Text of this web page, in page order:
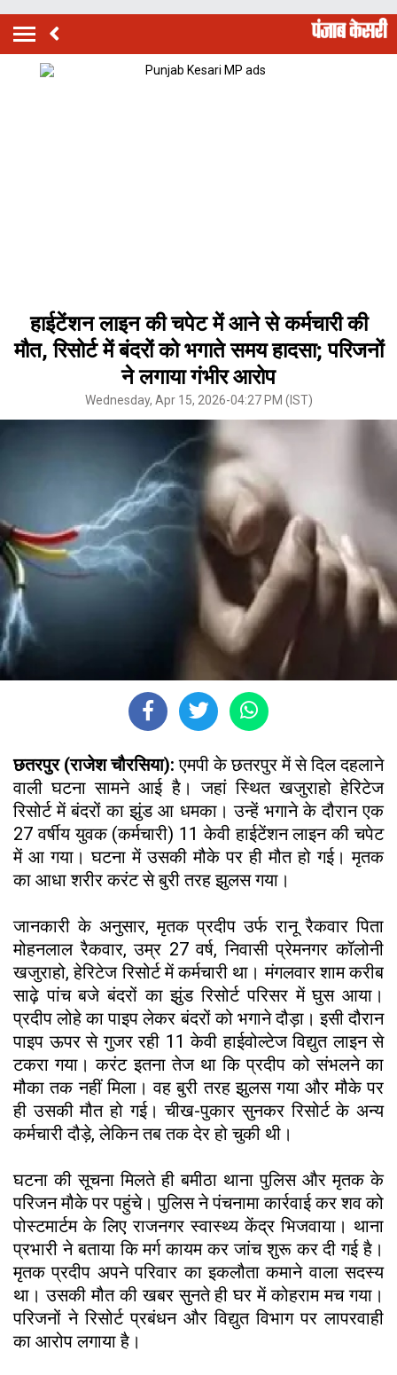
हाईटेंशन लाइन की चपेट में आने से कर्मचारी की
मौत, रिसोर्ट में बंदरों को भगाते समय हादसा; परिजनों
ने लगाया गंभीर आरोप
Wednesday, Apr 15, 2026-04:27 PM (IST)
छतरपुर (राजेश चौरसिया): एमपी के छतरपुर में से दिल दहलाने
वाली घटना सामने आई है। जहां स्थित खजुराहो हेरिटेज
रिसोर्ट में बंदरों का झुंड आ धमका। उन्हें भगाने के दौरान एक
27 वर्षीय युवक (कर्मचारी) 11 केवी हाईटेंशन लाइन की चपेट
में आ गया। घटना में उसकी मौके पर ही मौत हो गई। मृतक
का आधा शरीर करंट से बुरी तरह झुलस गया।
जानकारी के अनुसार, मृतक प्रदीप उर्फ रानू रैकवार पिता
मोहनलाल रैकवार, उम्र 27 वर्ष, निवासी प्रेमनगर कॉलोनी
खजुराहो, हेरिटेज रिसोर्ट में कर्मचारी था। मंगलवार शाम करीब
साढ़े पांच बजे बंदरों का झुंड रिसोर्ट परिसर में घुस आया।
प्रदीप लोहे का पाइप लेकर बंदरों को भगाने दौड़ा। इसी दौरान
पाइप ऊपर से गुजर रही 11 केवी हाईवोल्टेज विद्युत लाइन से
टकरा गया। करंट इतना तेज था कि प्रदीप को संभलने का
मौका तक नहीं मिला। वह बुरी तरह झुलस गया और मौके पर
ही उसकी मौत हो गई। चीख-पुकार सुनकर रिसोर्ट के अन्य
कर्मचारी दौड़े, लेकिन तब तक देर हो चुकी थी।
घटना की सूचना मिलते ही बमीठा थाना पुलिस और मृतक के
परिजन मौके पर पहुंचे। पुलिस ने पंचनामा कार्रवाई कर शव को
पोस्टमार्टम के लिए राजनगर स्वास्थ्य केंद्र भिजवाया। थाना
प्रभारी ने बताया कि मर्ग कायम कर जांच शुरू कर दी गई है।
मृतक प्रदीप अपने परिवार का इकलौता कमाने वाला सदस्य
था। उसकी मौत की खबर सुनते ही घर में कोहराम मच गया।
परिजनों ने रिसोर्ट प्रबंधन और विद्युत विभाग पर लापरवाही
का आरोप लगाया है।